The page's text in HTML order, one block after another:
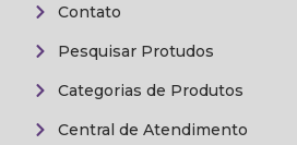
Contato
Pesquisar Protudos
Categorias de Produtos
Central de Atendimento